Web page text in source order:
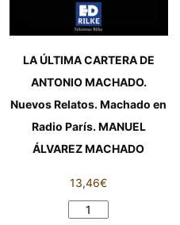
LA ÚLTIMA CARTERA DE
ANTONIO MACHADO.
Nuevos Relatos. Machado en
Radio París. MANUEL
ÁLVAREZ MACHADO
13,46€